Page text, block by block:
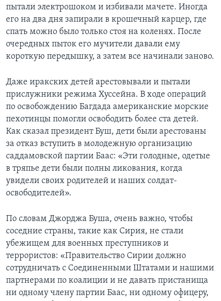
пытали электрошоком и избивали мачете. Иногда
его на два дня запирали в крошечный карцер, где
спать можно было только стоя на коленях. После
очередных пыток его мучители давали ему
короткую передышку, а затем все начинали заново.
Даже иракских детей арестовывали и пытали
прислужники режима Хуссейна. В ходе операций
по освобождению Багдада американские морские
пехотинцы помогли освободить более ста детей.
Как сказал президент Буш, дети были арестованы
за отказ вступить в молодежную организацию
саддамовской партии Баас: «Эти голодные, одетые
в тряпье дети были полны ликования, когда
увидели своих родителей и наших солдат-
освободителей».
По словам Джорджа Буша, очень важно, чтобы
соседние страны, такие как Сирия, не стали
убежищем для военных преступников и
террористов: «Правительство Сирии должно
сотрудничать с Соединенными Штатами и нашими
партнерами по коалиции и не давать пристанища
ни одному члену партии Баас, ни одному офицеру,